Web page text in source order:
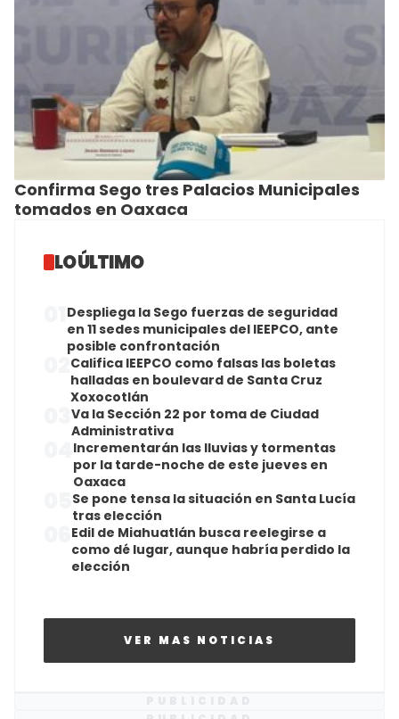
Confirma Sego tres Palacios Municipales
tomados en Oaxaca
LO ÚLTIMO
Despliega la Sego fuerzas de seguridad
en 11 sedes municipales del IEEPCO, ante
posible confrontación
Califica IEEPCO como falsas las boletas
halladas en boulevard de Santa Cruz
Xoxocotlán
Va la Sección 22 por toma de Ciudad
Administrativa
Incrementarán las lluvias y tormentas
por la tarde-noche de este jueves en
Oaxaca
Se pone tensa la situación en Santa Lucía
tras elección
Edil de Miahuatlán busca reelegirse a
como dé lugar, aunque habría perdido la
elección
VER MAS NOTICIAS